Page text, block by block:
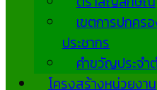
เขตการปกคร
ประชากร
คำขวัญประจำ
โครงสร้างหน่วยงาน